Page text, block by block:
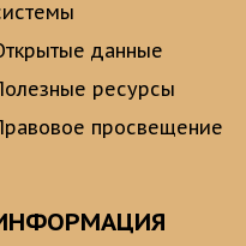
данные
ресурсы
просвещение